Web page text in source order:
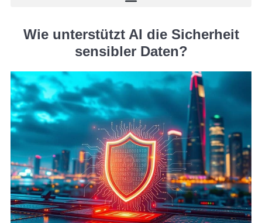
Wie unterstützt AI die Sicherheit
sensibler Daten?